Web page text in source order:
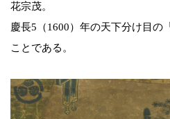
花宗茂。
慶長5（1600）年の天下分け目の
ことである。